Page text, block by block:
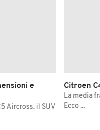
e
Aircross, il SUV
Citroen
La media
Ecco ...